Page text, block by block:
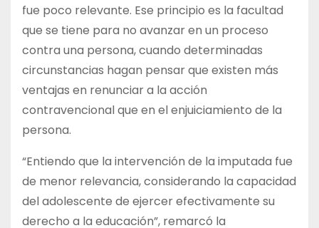
fue poco relevante. Ese principio es la facultad
que se tiene para no avanzar en un proceso
contra una persona, cuando determinadas
circunstancias hagan pensar que existen más
ventajas en renunciar a la acción
contravencional que en el enjuiciamiento de la
persona.
“Entiendo que la intervención de la imputada fue
de menor relevancia, considerando la capacidad
del adolescente de ejercer efectivamente su
derecho a la educación”, remarcó la